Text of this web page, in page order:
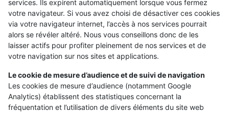
services. Ils expirent automatiquement lorsque vous fermez
votre navigateur. Si vous avez choisi de désactiver ces cookies
via votre navigateur internet, l’accès à nos services pourrait
alors se révéler altéré. Nous vous conseillons donc de les
laisser actifs pour profiter pleinement de nos services et de
votre navigation sur nos sites et applications.
Le cookie de mesure d’audience et de suivi de navigation
Les cookies de mesure d’audience (notamment Google
Analytics) établissent des statistiques concernant la
fréquentation et l’utilisation de divers éléments du site web